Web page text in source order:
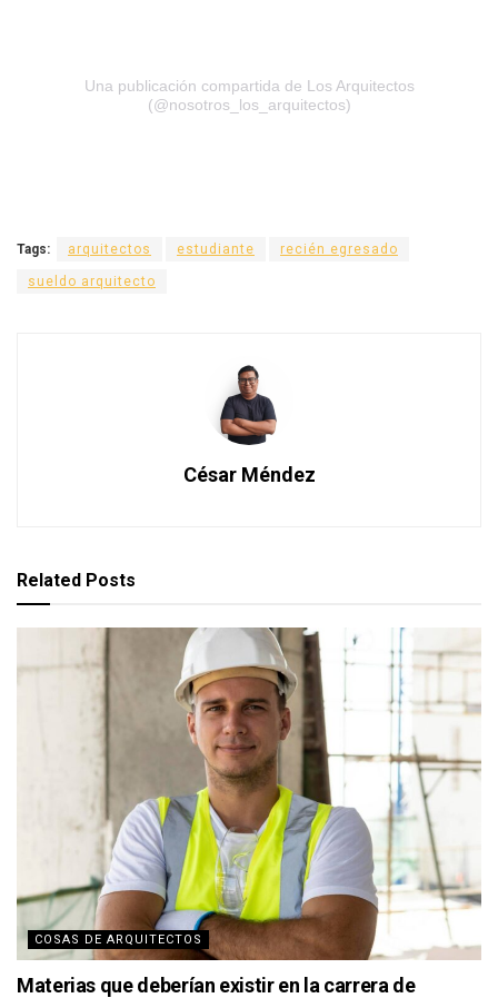
Una publicación compartida de Los Arquitectos
(@nosotros_los_arquitectos)
Tags: arquitectos estudiante recién egresado
sueldo arquitecto
César Méndez
Related Posts
COSAS DE ARQUITECTOS
Materias que deberían existir en la carrera de